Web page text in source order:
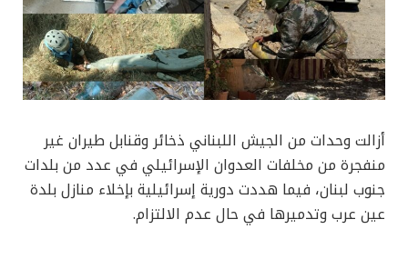
أزالت وحدات من الجيش اللبناني ذخائر وقنابل طيران غير
منفجرة من مخلفات العدوان الإسرائيلي في عدد من بلدات
جنوب لبنان، فيما هددت دورية إسرائيلية بإخلاء منازل بلدة
عين عرب وتدميرها في حال عدم الالتزام.